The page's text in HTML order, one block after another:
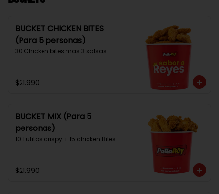
BUCKET CHICKEN BITES
(Para 5 personas)
30 Chicken bites mas 3 salsas
$21.990
BUCKET MIX (Para 5
personas)
10 Tutitos crispy + 15 chicken Bites
$21.990